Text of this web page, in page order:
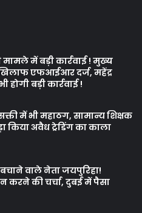
में बड़ी कार्रवाई ! मुख्य
एफआईआर दर्ज, महेंद्र
बड़ी कार्रवाई !
में भी महाठग, सामान्य शिक्षक
अवैध ट्रेडिंग का काला
वाले नेता जयपुरिहा!
करने की चर्चा, दुबई में पैसा